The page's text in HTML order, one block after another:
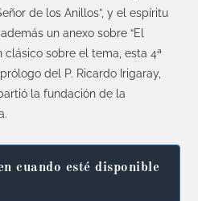
de los Anillos”, y el espíritu
un anexo sobre “El
clásico sobre el tema, esta 4ª
del P. Ricardo Irigaray,
la fundación de la
cuando esté disponible